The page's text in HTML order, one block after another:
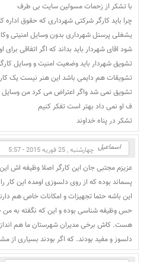
با تشکر از زحمات مسولین سایت بی طرف
چرا باید کارگر شرکتی شهرداری که حقوق اداره
یشغلی پرسنل شهرداری بدون وسایل امنیتی
شود اقای شهردار باید بداند که اگر اتفاقی
تشویق شهردار باید وضعیت امنیت و وسایل
تشویقات هم دایمی باشد این هنر نیست یک
تشویق نمی شد واگر اعتراض می کرد من
ف او نمی داد بهتر است تفکر کنیم
تشکر در پناه خداوند
اسماعیل چهارشنبه , 25 فوریه 2015 - 5:57
عزیزم مجتبی جان این کارگر اصلا وظیفه اش این
پسماند بوده که از روی دلسوزی اومده این کار
این باشه حتما تجهیزات و امکانات خاص هم
حس وظیفه شناسی بوده و این که نگفته به من
هست. کاش برخی مدیران شهرستان ما هم
دلسوز و مفید بودند. که اگر بودند بسیاری از